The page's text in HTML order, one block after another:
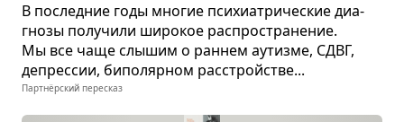
В послед­ние годы мно­гие пси­хи­а­три­че­ские диа­
гнозы полу­чили широ­кое рас­про­стра­не­ние.
Мы все чаще слы­шим о ран­нем аутизме, СДВГ,
депрес­сии, бипо­ляр­ном рас­стройстве...
Партнёрский пересказ